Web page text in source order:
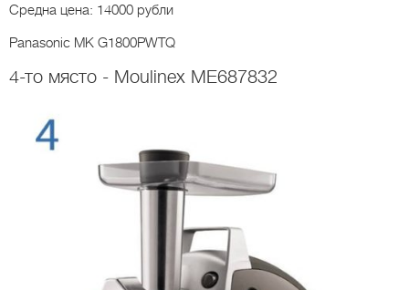
Средна цена: 14000 рубли
Panasonic MK G1800PWTQ
4-то място - Moulinex ME687832